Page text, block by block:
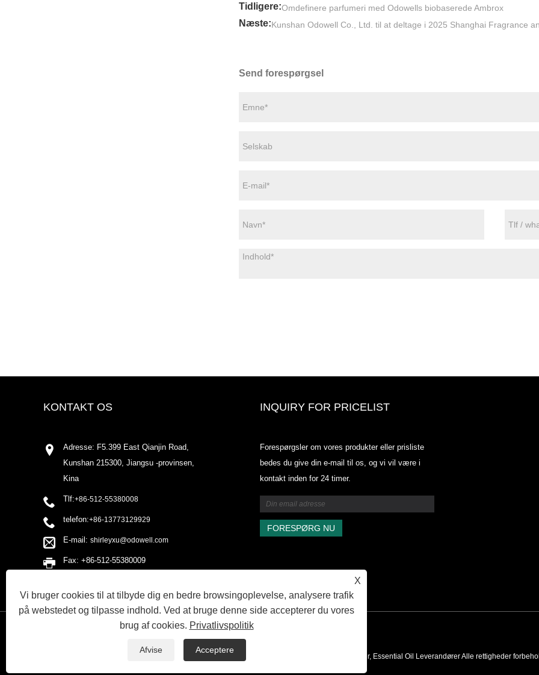
Tidligere:Omdefinere parfumeri med Odowells biobaserede Ambrox
Næste:Kunshan Odowell Co., Ltd. til at deltage i 2025 Shanghai Fragrance
Send forespørgsel
KONTAKT OS
Adresse: F5.399 East Qianjin Road,
Kunshan 215300, Jiangsu -provinsen,
Kina
Tlf:+86-512-55380008
telefon:+86-13773129929
E-mail: shirleyxu@odowell.com
Fax: +86-512-55380009
INQUIRY FOR PRICELIST
Forespørgsler om vores produkter eller prisliste
bedes du give din e-mail til os, og vi vil være i
kontakt inden for 24 timer.
2025.07.25
RSS PRIVACY POLICY
Copyright © 2020 Kunshan Odowell co., Ltd - China Aroma Chemical, Aroma Ingredient Producenter, Essential Oil Leverandører Alle rettigheder
X
Vi bruger cookies til at tilbyde dig en bedre browsingoplevelse, analysere trafik
på webstedet og tilpasse indhold. Ved at bruge denne side accepterer du vores
brug af cookies. Privatlivspolitik
Afvise Acceptere